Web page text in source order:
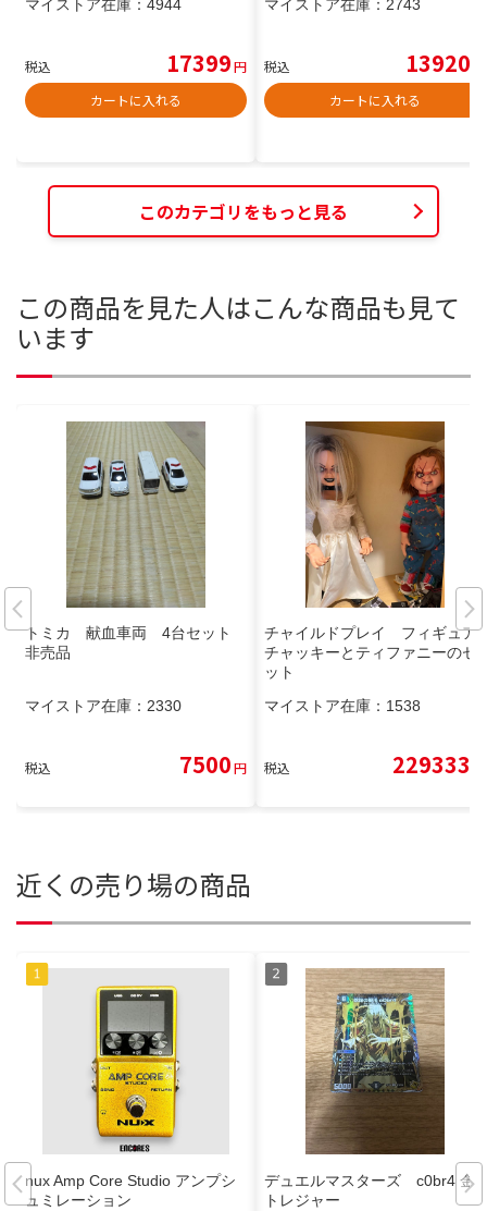
マイストア在庫： 4944
税込 17399円
カートに入れる
マイストア在庫： 2743
税込 13920
カートに入れる
このカテゴリをもっと見る
この商品を見た人はこんな商品も見て
います
トミカ 献血車両 4台セット
非売品
マイストア在庫： 2330
税込 7500円
チャイルドプレイ フィギュア
チャッキーとティファニーのセ
ット
マイストア在庫： 1538
税込 229333
近くの売り場の商品
nux Amp Core Studio アンプシ
ュミレーション
デュエルマスターズ c0br4 金
トレジャー